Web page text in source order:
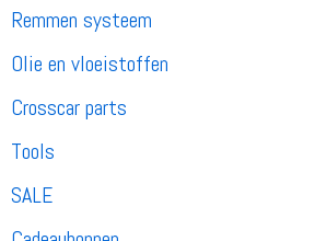
Remmen systeem
Olie en vloeistoffen
Crosscar parts
Tools
SALE